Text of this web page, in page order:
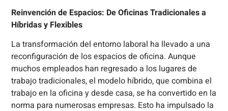
Reinvención de Espacios: De Oficinas Tradicionales a
Híbridas y Flexibles
La transformación del entorno laboral ha llevado a una
reconfiguración de los espacios de oficina. Aunque
muchos empleados han regresado a los lugares de
trabajo tradicionales, el modelo híbrido, que combina el
trabajo en la oficina y desde casa, se ha convertido en la
norma para numerosas empresas. Esto ha impulsado la